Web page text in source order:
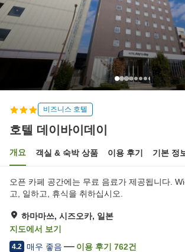
비즈니스 호텔
호텔 데이바이데이
개요 객실 & 숙박 상품 이용 후기 기본 정
오픈 카페 공간에는 무료 음료가 제공됩니다.
고, 일하고, 휴식을 취하십시오.
하마마쓰, 시즈오카, 일본
지도에서 보기
4.2 매우 좋음 이용 후기 762건